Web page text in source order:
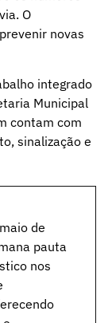
O
novas
integrado
Municipal
contam com
sinalização e
de
pauta
nos